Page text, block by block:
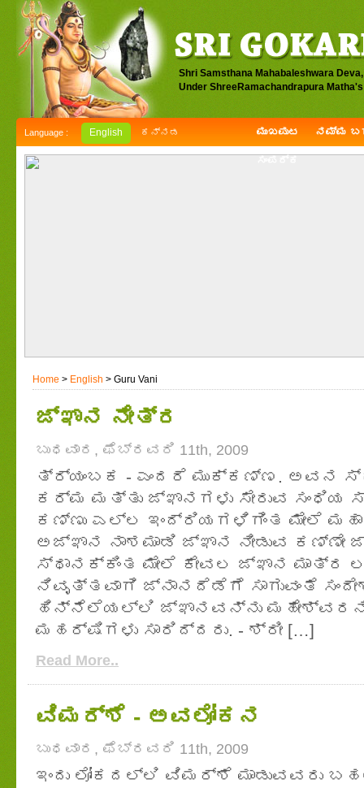
Shri Samsthana Mahabaleshwara
Under ShreeRamachandrapura
Language : English ಕನ್ನಡ ಮುಖಪುಟ ನಮ್ಮ
Home > English > Guru Vani
ಜ್ಞಾನ ನೇತ್ರ
ಬುಧವಾರ, ಫೆಬ್ರವರಿ 11th, 2009
ತ್ರ್ಯಂಬಕ - ಎಂದರೆ ಮುಕ್ಕಣ್ಣ. ಅವನ
ಕರ್ಮ ಮತ್ತು ಜ್ಞಾನಗಳು ಸೇರುವ ಸಂಧಿಯ
ಕಣ್ಣು ಎಲ್ಲ ಇಂದ್ರಿಯಗಳಿಗಿಂತ ಮೇಲೆ
ಅಜ್ಞಾನ ನಾಶಮಾಡಿ ಜ್ಞಾನ ನೀಡುವ ಕಣ್ಣೇ
ಸ್ಥಾನಕ್ಕಿಂತ ಮೇಲೆ ಕೇವಲ ಜ್ಞಾನ
ನಿವೃತ್ತವಾಗಿ ಜ್ನಾನದೆಡೆಗೆ ಸಾಗುವಂತೆ
ಹಿನ್ನೆಲೆಯಲ್ಲಿ ಜ್ಞಾನವನ್ನು
ಮಹರ್ಷಿಗಳು ಸಾರಿದ್ದರು. - ಶ್ರೀ […]
Read More..
ವಿಮರ್ಶೆ - ಅವಲೋಕನ
ಬುಧವಾರ, ಫೆಬ್ರವರಿ 11th, 2009
ಇಂದು ಲೋಕದಲ್ಲಿ ವಿಮರ್ಶೆ ಮಾಡುವವರು